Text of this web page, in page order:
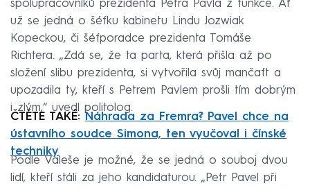
spolupracovníků prezidenta Petra Pavla z funkce. Ať
už se jedná o šéfku kabinetu Lindu Jozwiak
Kopeckou, či šéfporadce prezidenta Tomáše
Richtera. „Zdá se, že ta parta, která přišla až po
složení slibu prezidenta, si vytvořila svůj mančaft a
upozadila ty, kteří s Petrem Pavlem prošli tím dobrým
i zlým,“ uvedl politolog.
ČTĚTE TAKÉ:Náhrada za Fremra? Pavel chce na
ústavního soudce Simona, ten vyučoval i čínské
techniky
Podle Valeše je možné, že se jedná o souboj dvou
lidí, kteří stáli za jeho kandidaturou. „Petr Pavel při